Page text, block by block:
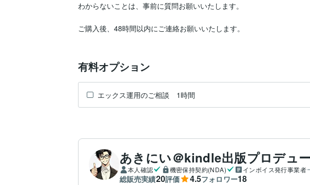
わからないことは、事前に質問お願いいたします。
ご購入後、48時間以内にご連絡お願いいたします。
有料オプション
エックス運用のご相談 1時間
あきにい＠kindle出版プロデュ
本人確認 機密保持契約(NDA) インボイス発行事業者
総販売実績20評価 4.5フォロワー18